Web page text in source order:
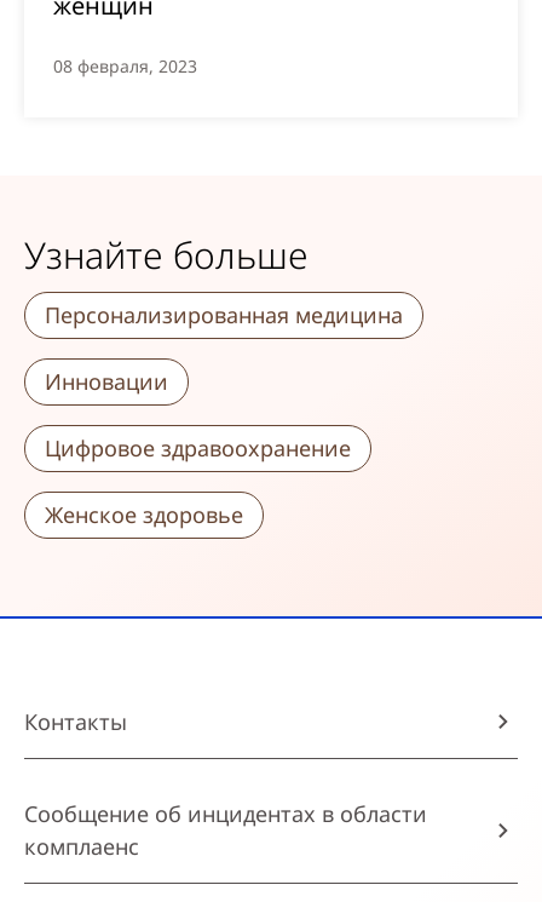
08 февраля, 2023
Узнайте больше
Персонализированная медицина
Инновации
Цифровое здравоохранение
Женское здоровье
Контакты
Сообщение об инцидентах в области
комплаенс